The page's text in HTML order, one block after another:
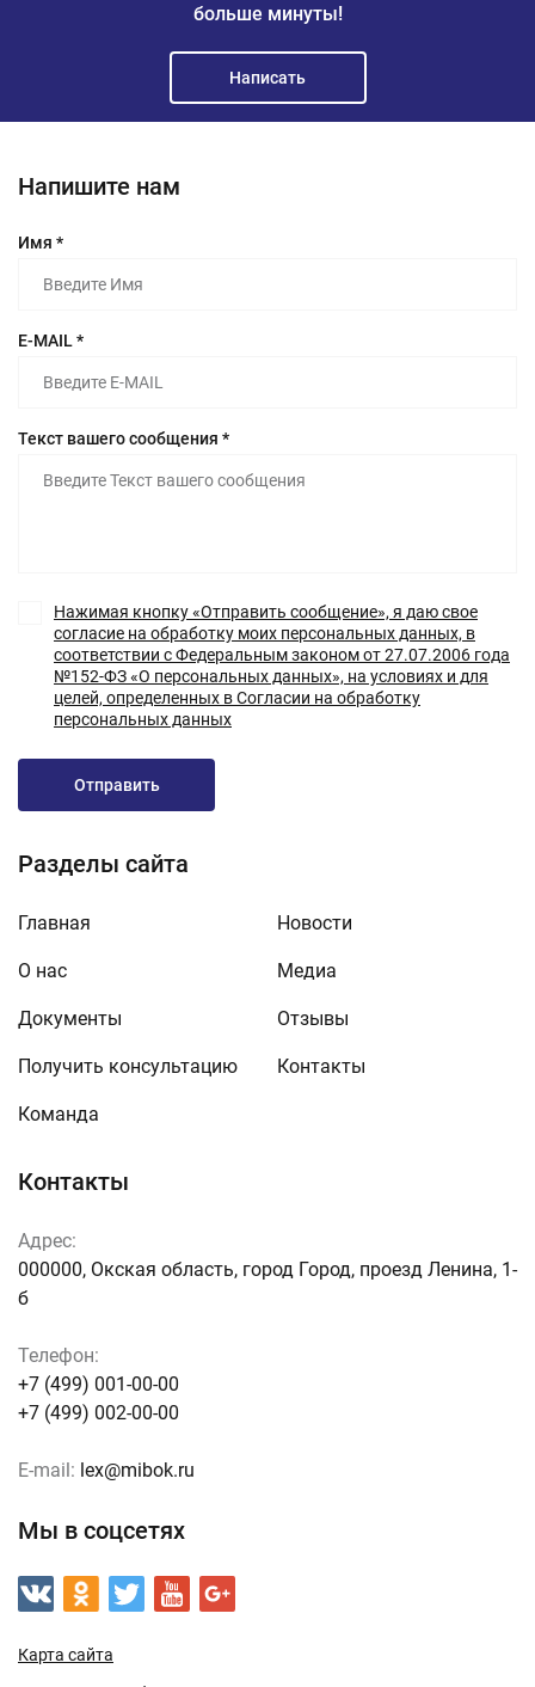
больше минуты!
Написать
Контакты
Адрес:
000000, Окская область, город Город, проезд Ленина, 1-
б
Телефон:
+7 (499) 001-00-00
+7 (499) 002-00-00
E-mail: lex@mibok.ru
Мы в соцсетях
Карта сайта
Разделы сайта
Главная
О нас
Документы
Получить консультацию
Команда
Новости
Медиа
Отзывы
Контакты
Напишите нам
Имя *
E-MAIL *
Текст вашего сообщения *
Нажимая кнопку «Отправить сообщение», я даю свое
согласие на обработку моих персональных данных, в
соответствии с Федеральным законом от 27.07.2006 года
№152-ФЗ «О персональных данных», на условиях и для
целей, определенных в Согласии на обработку
персональных данных
Отправить